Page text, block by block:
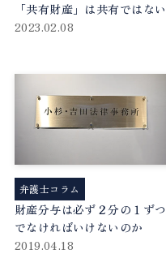
「共有財産」は共有ではない
2023.02.08
財産分与は必ず２分の１ずつ
でなければいけないのか
2019.04.18
弁護士コラム